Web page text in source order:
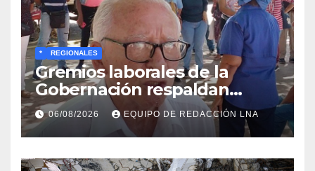
* REGIONALES
Gremios laborales de la
Gobernación respaldan
propuesta de Bono
Recreativo de 100 dólares
para jubilados, pensionados y
activos
06/08/2026 EQUIPO DE REDACCIÓN LNA